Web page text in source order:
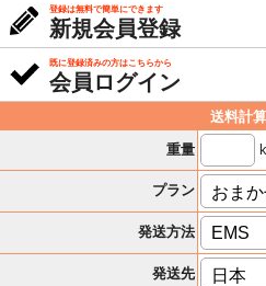
登録は無料で簡単にできます
新規会員登録
既に登録済みの方はこちらから
会員ログイン
送料計
重量
プラン
発送方法
発送先